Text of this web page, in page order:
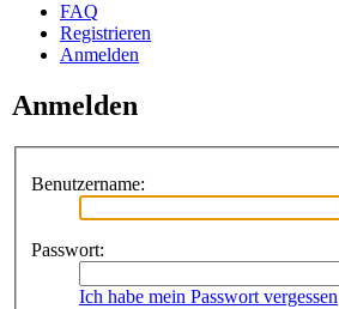
FAQ
Registrieren
Anmelden
Anmelden
Benutzername:
Passwort:
Ich habe mein Passwort vergessen